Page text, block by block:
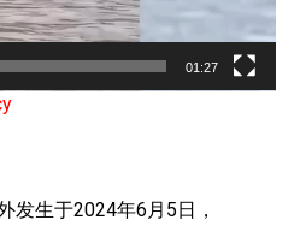
01:27
发生于2024年6月5日，